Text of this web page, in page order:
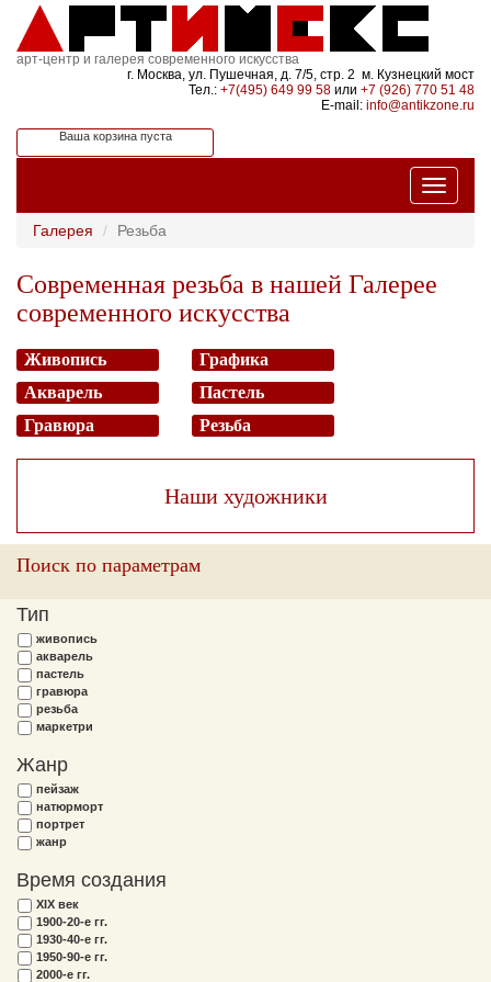
арт-центр и галерея современного искусства
г. Москва, ул. Пушечная, д. 7/5, стр. 2 м. Кузнецкий мост
Тел.: +7(495) 649 99 58 или +7 (926) 770 51 48
E-mail: info@antikzone.ru
Ваша корзина пуста
Галерея Резьба
Современная резьба в нашей Галерее
современного искусства
Живопись
Графика
Акварель
Пастель
Гравюра
Резьба
Наши художники
Поиск по параметрам
Тип
живопись
акварель
пастель
гравюра
резьба
маркетри
Жанр
пейзаж
натюрморт
портрет
жанр
Время создания
XIX век
1900-20-е гг.
1930-40-е гг.
1950-90-е гг.
2000-е гг.